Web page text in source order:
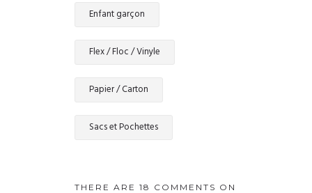
Enfant garçon
Flex / Floc / Vinyle
Papier / Carton
Sacs et Pochettes
THERE ARE 18 COMMENTS ON